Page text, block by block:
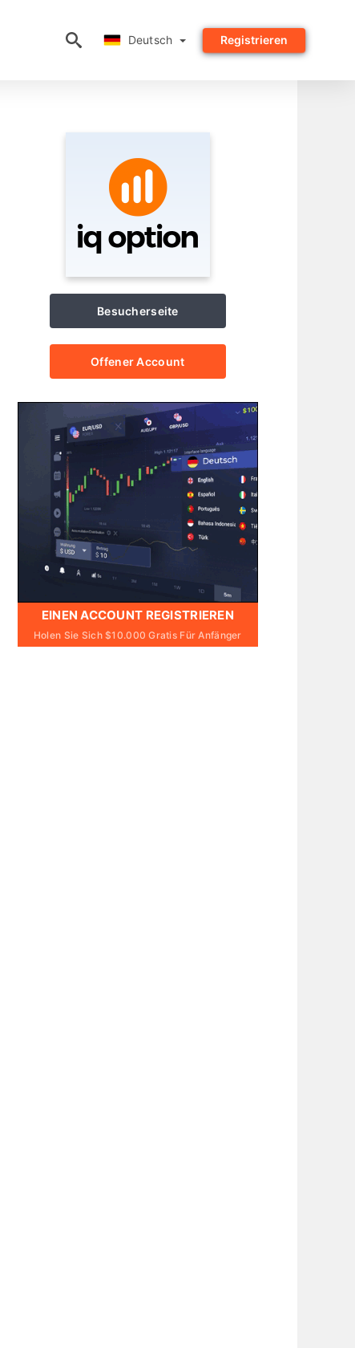
Deutsch Registrieren
Besucherseite
Offener Account
EINEN ACCOUNT REGISTRIEREN
Holen Sie Sich $10.000 Gratis Für Anfänger